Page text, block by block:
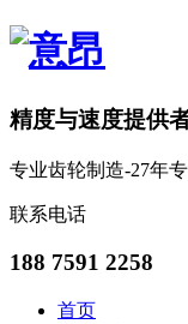
精度与速度提供
专业齿轮制造-27年
联系电话
188 7591 2258
首页